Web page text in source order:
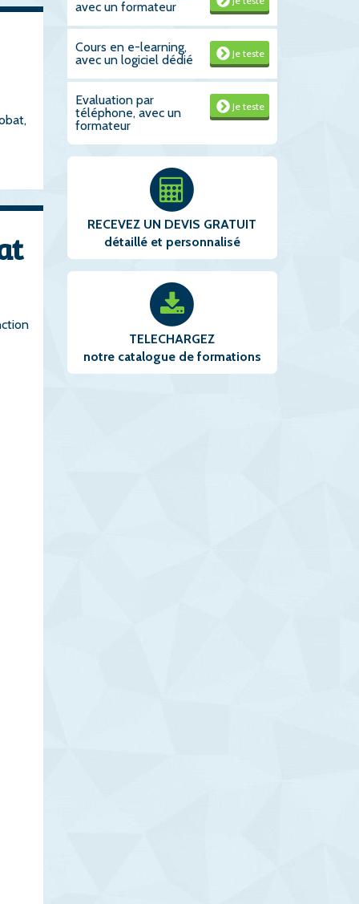
avec un formateur
Je teste
Cours en e-learning,
avec un logiciel dédié
Je teste
Evaluation par
téléphone, avec un
formateur
RECEVEZ UN DEVIS GRATUIT
détaillé et personnalisé
TELECHARGEZ
notre catalogue de formations